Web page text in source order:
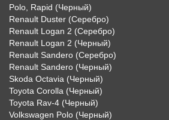
Polo, Rapid (Черный)
Renault Duster (Серебро)
Renault Logan 2 (Серебро)
Renault Logan 2 (Черный)
Renault Sandero (Серебро)
Renault Sandero (Черный)
Skoda Octavia (Черный)
Toyota Corolla (Черный)
Toyota Rav-4 (Черный)
Volkswagen Polo (Черный)